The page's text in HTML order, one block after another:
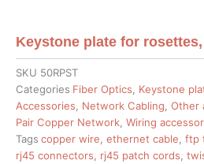
Keystone plate for
SKU 50RPST
Categories Fiber Optics Keystone
Accessories
Network Cabling Other
Pair Copper Network Wiring
Tags copper wire ethernet cable ftp
rj45 connectors
rj45 patch cords